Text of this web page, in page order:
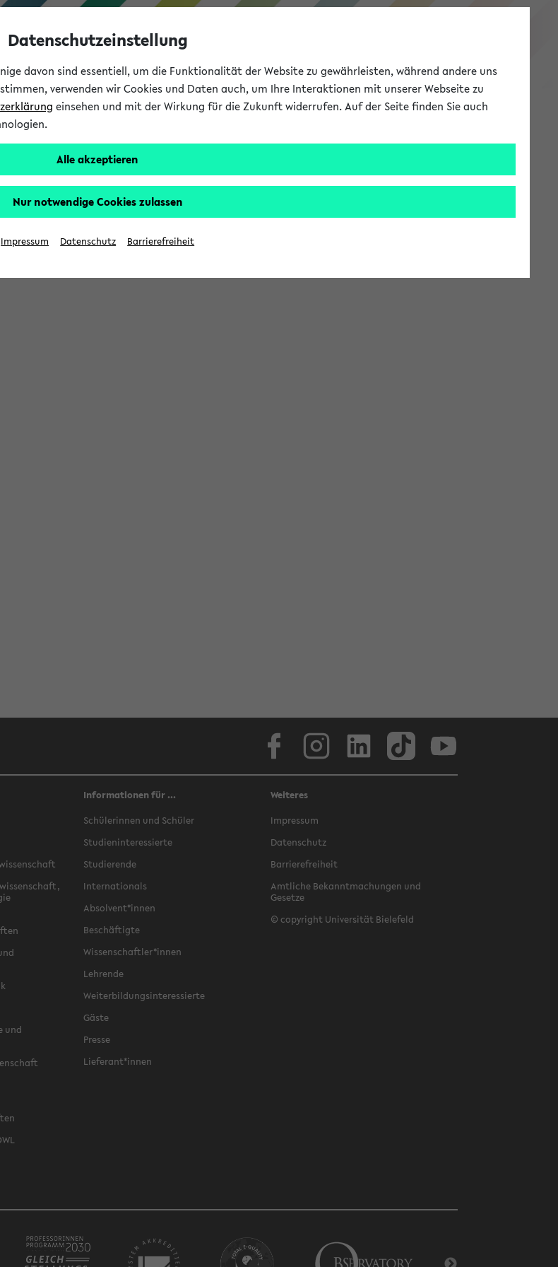
eKVV
und
Informationen für ...
Schülerinnen und Schüler
Studieninteressierte
Studierende
Internationals
Absolvent*innen
Beschäftigte
Wissenschaftler*innen
Lehrende
Weiterbildungsinteressierte
Gäste
Presse
Lieferant*innen
Weiteres
Impressum
Datenschutz
Barrierefreiheit
Amtliche Bekanntmachungen und
Gesetze
© copyright Universität Bielefeld
Datenschutzeinstellung
davon sind essentiell, um die Funktionalität der Website zu gewährleisten, während andere uns
verwenden wir Cookies und Daten auch, um Ihre Interaktionen mit unserer Webseite zu
einsehen und mit der Wirkung für die Zukunft widerrufen. Auf der Seite finden Sie auch
Alle akzeptieren
Nur notwendige Cookies zulassen
Impressum Datenschutz Barrierefreiheit